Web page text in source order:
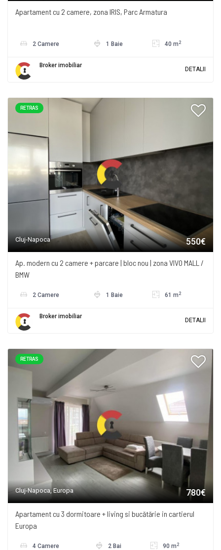
Apartament cu 2 camere, zona IRIS, Parc Armatura
2 Camere 1 Baie 40 m 2
Broker imobiliar
DETALII
RETRAS
Cluj-Napoca 550€
Ap. modern cu 2 camere + parcare | bloc nou | zona VIVO MALL /
BMW
2 Camere 1 Baie 61 m 2
Broker imobiliar
DETALII
RETRAS
Cluj-Napoca, Europa 780€
Apartament cu 3 dormitoare + living si bucătărie in cartierul
Europa
4 Camere 2 Bai 90 m 2